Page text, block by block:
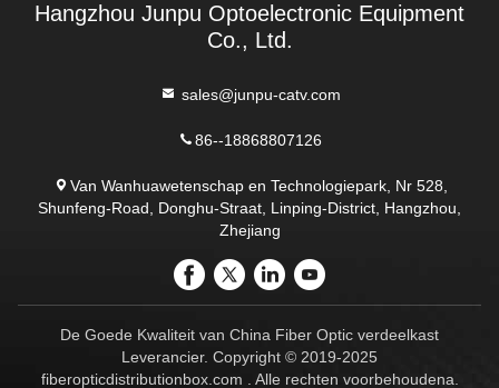
Hangzhou Junpu Optoelectronic Equipment
Co., Ltd.
sales@junpu-catv.com
86--18868807126
Van Wanhuawetenschap en Technologiepark, Nr 528,
Shunfeng-Road, Donghu-Straat, Linping-District, Hangzhou,
Zhejiang
De Goede Kwaliteit van China Fiber Optic verdeelkast
Leverancier. Copyright © 2019-2025
fiberopticdistributionbox.com . Alle rechten voorbehoudena.